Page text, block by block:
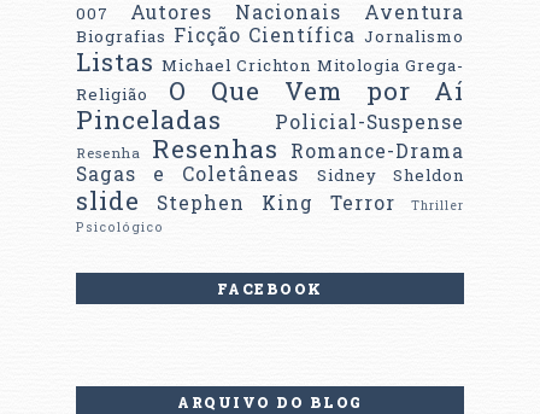
007 Autores Nacionais Aventura
Biografias Ficção Científica Jornalismo
Listas Michael Crichton Mitologia Grega-
Religião
O Que Vem por Aí
Pinceladas
Policial-Suspense
Resenha Resenhas
Romance-Drama
Sagas e Coletâneas
Sidney Sheldon
slide Stephen King Terror
Thriller
Psicológico
FACEBOOK
ARQUIVO DO BLOG